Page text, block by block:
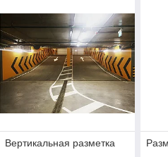
Вертикальная разметка